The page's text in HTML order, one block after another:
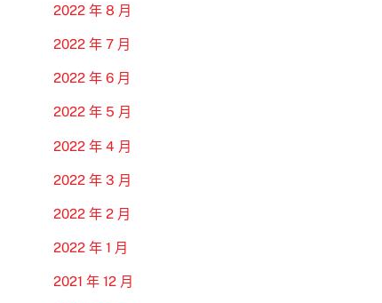
2022 年 8 月
2022 年 7 月
2022 年 6 月
2022 年 5 月
2022 年 4 月
2022 年 3 月
2022 年 2 月
2022 年 1 月
2021 年 12 月